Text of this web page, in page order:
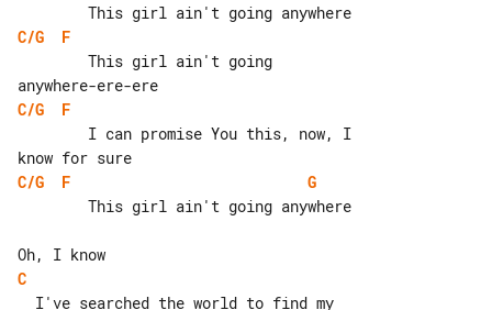
C/G
F
C/G
F
C/G
F
G
C